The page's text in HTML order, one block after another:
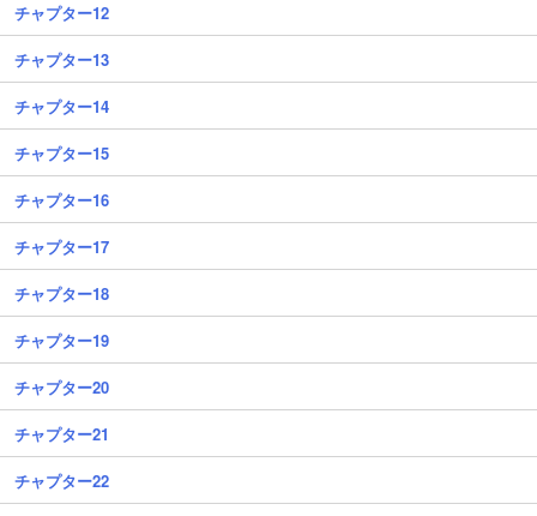
チャプター12
チャプター13
チャプター14
チャプター15
チャプター16
チャプター17
チャプター18
チャプター19
チャプター20
チャプター21
チャプター22